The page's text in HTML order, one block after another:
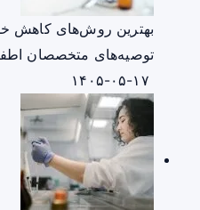
بهترین روش‌های کاهش
توصیه‌های متخصصان